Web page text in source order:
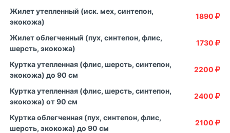
Жилет утепленный (иск. мех, синтепон,
экокожа)
1890
Жилет облегченный (пух, синтепон, флис,
шерсть, экокожа)
1730
Куртка утепленная (флис, шерсть, синтепон,
экокожа) до 90 см
2200
Куртка утепленная (флис, шерсть, синтепон,
экокожа) от 90 см
2400
Куртка облегченная (пух, синтепон, флис,
шерсть, экокожа) до 90 см
2100